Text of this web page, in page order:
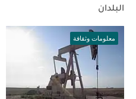
البلدان
معلومات وثقافة